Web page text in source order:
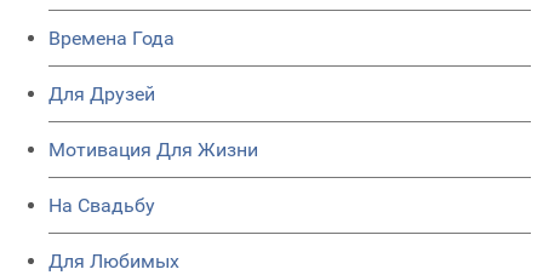
Времена Года
Для Друзей
Мотивация Для Жизни
На Свадьбу
Для Любимых